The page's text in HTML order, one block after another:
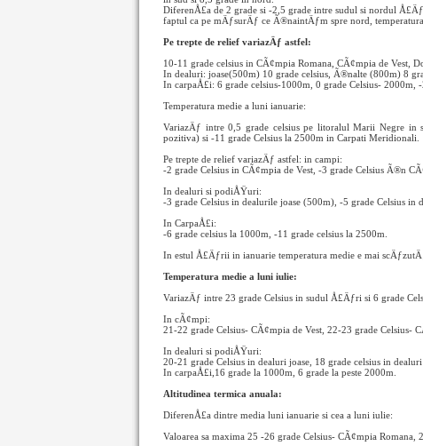
DiferenÅ£a de 2 grade si -2,5 grade intre sudul si nordul
faptul ca pe mÄƒsurÄƒ ce Ã®naintÄƒm spre nord, temperatura
Pe trepte de relief variazÄƒ astfel:
10-11 grade celsius in CÃ¢mpia Romana, CÃ¢mpia de Vest,
In dealuri: joase(500m) 10 grade celsius, Ã®nalte (800m) 8
In carpaÅ£i: 6 grade celsius-1000m, 0 grade Celsius- 2000m, -
Temperatura medie a luni ianuarie:
VariazÄƒ intre 0,5 grade celsius pe litoralul Marii Negre in
pozitiva) si -11 grade Celsius la 2500m in Carpati Meridionali.
Pe trepte de relief variazÄƒ astfel: in campi:
-2 grade Celsius in CÃ¢mpia de Vest, -3 grade Celsius Ã®n
In dealuri si podiÅŸuri:
-3 grade Celsius in dealurile joase (500m), -5 grade Celsius in
In CarpaÅ£i:
-6 grade celsius la 1000m, -11 grade celsius la 2500m.
In estul Å£Äƒrii in ianuarie temperatura medie e mai
Temperatura medie a luni iulie:
VariazÄƒ intre 23 grade Celsius in sudul Å£Äƒri si 6 grade
In cÃ¢mpi:
21-22 grade Celsius- CÃ¢mpia de Vest, 22-23 grade Celsius-
In dealuri si podiÅŸuri:
20-21 grade Celsius in dealuri joase, 18 grade celsius in
In carpaÅ£i,16 grade la 1000m, 6 grade la peste 2000m.
Altitudinea termica anuala:
DiferenÅ£a dintre media luni ianuarie si cea a luni iulie:
Valoarea sa maxima 25 -26 grade Celsius- CÃ¢mpia